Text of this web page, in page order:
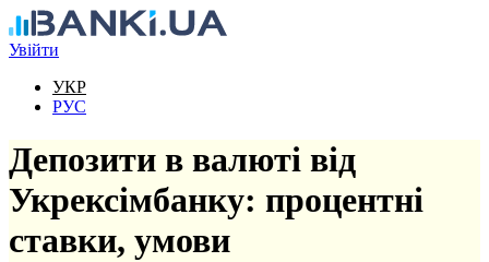
Перейти до основного вмісту
Увійти
УКР
РУС
Депозити в валюті від
Укрексімбанку: процентні
ставки, умови